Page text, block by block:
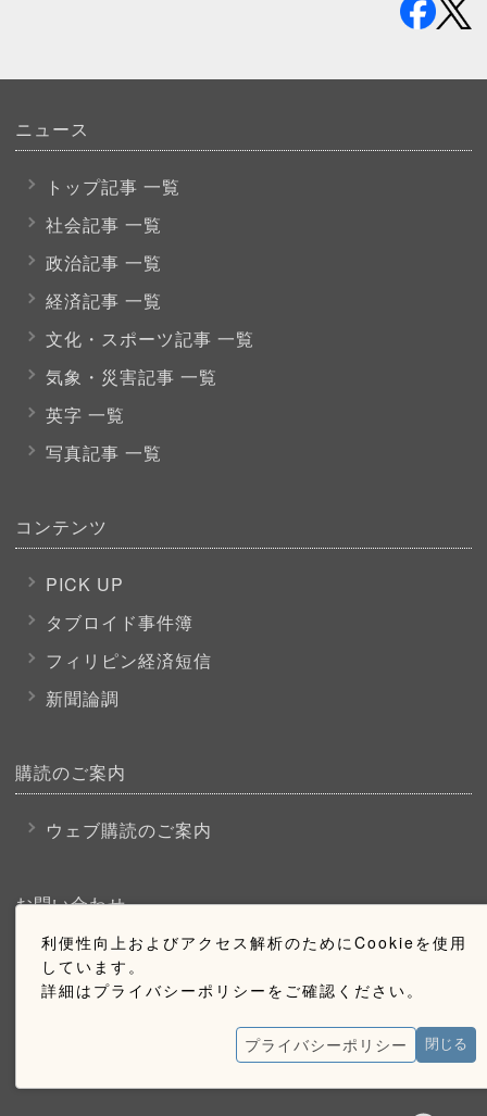
利便性向上およびアクセス解析のためにCookieを使用
しています。
詳細はプライバシーポリシーをご確認ください。
プライバシーポリシー 閉じる
ニュース
トップ記事 一覧
社会記事 一覧
政治記事 一覧
経済記事 一覧
文化・スポーツ記事 一覧
気象・災害記事 一覧
英字 一覧
写真記事 一覧
コンテンツ
PICK UP
タブロイド事件簿
フィリピン経済短信
新聞論調
購読のご案内
ウェブ購読のご案内
お問い合わせ
採用情報
お問い合わせ